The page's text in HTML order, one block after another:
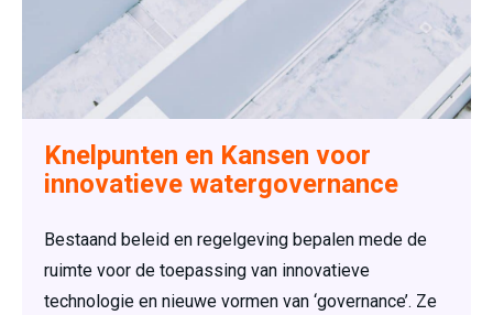
Knelpunten en Kansen voor
innovatieve watergovernance
Bestaand beleid en regelgeving bepalen mede de
ruimte voor de toepassing van innovatieve
technologie en nieuwe vormen van ‘governance’. Ze